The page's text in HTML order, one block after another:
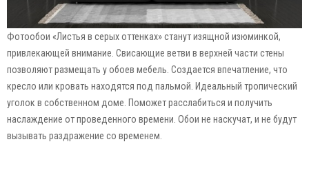
Фотообои «Листья в серых оттенках» станут изящной изюминкой,
привлекающей внимание. Свисающие ветви в верхней части стены
позволяют размещать у обоев мебель. Создается впечатление, что
кресло или кровать находятся под пальмой. Идеальный тропический
уголок в собственном доме. Поможет расслабиться и получить
наслаждение от проведенного времени. Обои не наскучат, и не будут
вызывать раздражение со временем.